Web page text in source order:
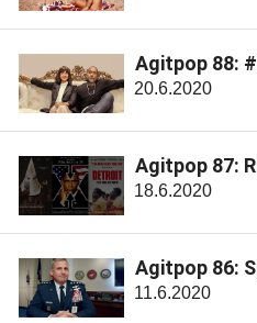
Agitpop 88:
20.6.2020
Agitpop 87:
18.6.2020
Agitpop 86:
11.6.2020